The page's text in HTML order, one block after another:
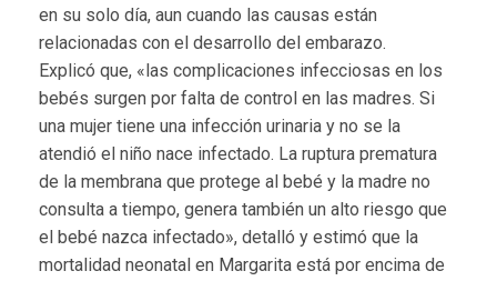
en su solo día, aun cuando las causas están
relacionadas con el desarrollo del embarazo.
Explicó que, «las complicaciones infecciosas en los
bebés surgen por falta de control en las madres. Si
una mujer tiene una infección urinaria y no se la
atendió el niño nace infectado. La ruptura prematura
de la membrana que protege al bebé y la madre no
consulta a tiempo, genera también un alto riesgo que
el bebé nazca infectado», detalló y estimó que la
mortalidad neonatal en Margarita está por encima de